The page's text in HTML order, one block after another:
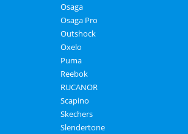
Osaga
Osaga Pro
Outshock
Oxelo
Puma
Reebok
RUCANOR
Scapino
Skechers
Slendertone